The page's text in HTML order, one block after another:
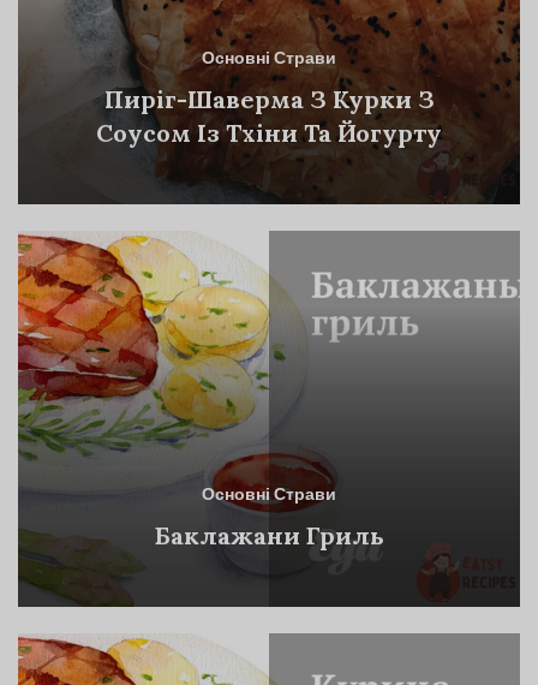
Основні Страви
Пиріг-Шаверма З Курки З
Соусом Із Тхіни Та Йогурту
Основні Страви
Баклажани Гриль